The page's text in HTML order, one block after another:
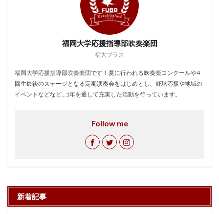
福岡大学応援指導部吹奏楽団
福大ブラス
福岡大学応援指導部吹奏楽団です！夏に行われる吹奏楽コンクールや4
回生最後のステージとなる定期演奏会をはじめとし、野球応援や地域の
イベントなどなど…1年を通して充実した活動を行っています。
Follow me
新着記事